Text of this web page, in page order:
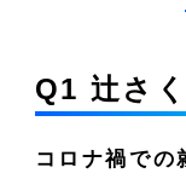
Q1 辻󠄀󠄀󠄀さ
コロナ禍での